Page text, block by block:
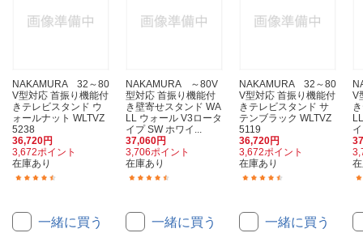
NAKAMURA 32～80
V型対応 首振り機能付
きテレビスタンド ウ
ォールナット WLTVZ
5238
36,720円
3,672ポイント
在庫あり
一緒に買う
NAKAMURA ～80V
型対応 首振り機能付
き壁寄せスタンド WA
LL ウォール V3ロータ
イプ SW ホワイ...
37,060円
3,706ポイント
在庫あり
一緒に買う
NAKAMURA 32～80
V型対応 首振り機能付
きテレビスタンド サ
テンブラック WLTVZ
5119
36,720円
3,672ポイント
在庫あり
一緒に買う
V